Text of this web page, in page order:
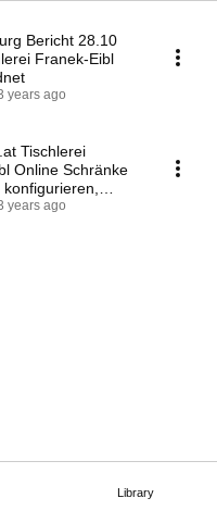
Library
Franek-Eibl
years ago
Tischlerei
Online Schränke
years ago